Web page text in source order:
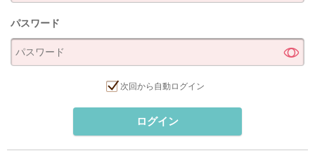
パスワード
次回から自動ログイン
ログイン